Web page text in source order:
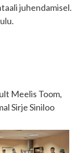
juhendamisel.
Meelis Toom,
Sirje Siniloo